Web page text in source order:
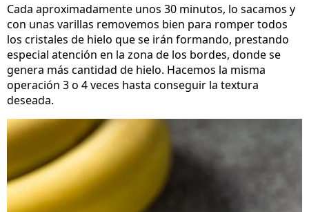
Cada aproximadamente unos 30 minutos, lo sacamos y
con unas varillas removemos bien para romper todos
los cristales de hielo que se irán formando, prestando
especial atención en la zona de los bordes, donde se
genera más cantidad de hielo. Hacemos la misma
operación 3 o 4 veces hasta conseguir la textura
deseada.